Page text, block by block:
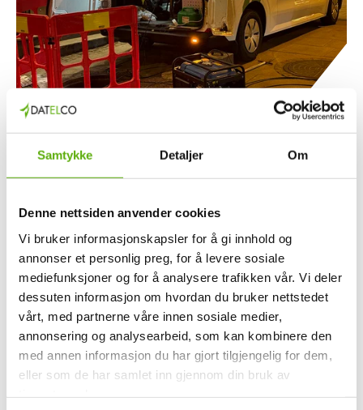
Samtykke Detaljer Om
Denne nettsiden anvender cookies
Vi bruker informasjonskapsler for å gi innhold og
annonser et personlig preg, for å levere sosiale
mediefunksjoner og for å analysere trafikken vår. Vi deler
dessuten informasjon om hvordan du bruker nettstedet
vårt, med partnerne våre innen sosiale medier,
annonsering og analysearbeid, som kan kombinere den
med annen informasjon du har gjort tilgjengelig for dem,
eller som de har samlet inn gjennom din bruk av
09.06.2026
Graveyard Shift: Feilretting på kritisk
infrastruktur i Oslo Sentrum 🚐🌙📡
Når en fiberkabel ryker og flere kritiske linjer blir berørt,
haster det å få forbindelsene tilbake på plass. Datelco rykket
ut på nattoppdrag i Oslo sentrum for å håndtere et
omfattende fiberbrudd.
Les mer